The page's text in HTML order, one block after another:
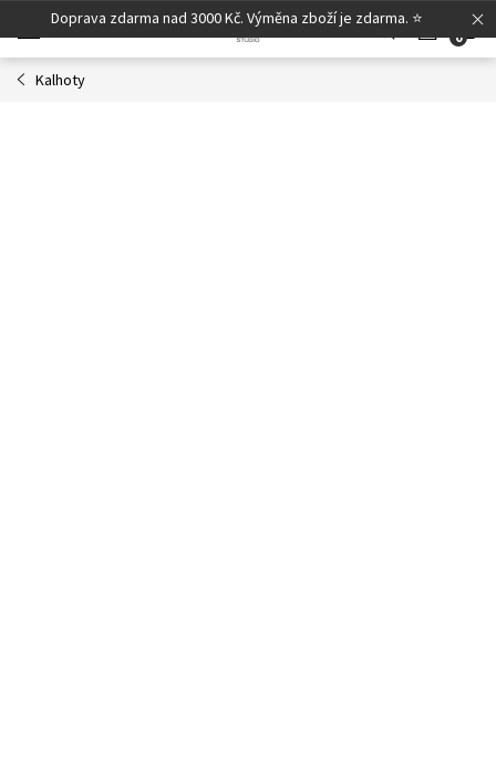
na
obsah
Doprava zdarma nad 3000 Kč. Výměna zboží je zdarma. ⭐
Kalhoty